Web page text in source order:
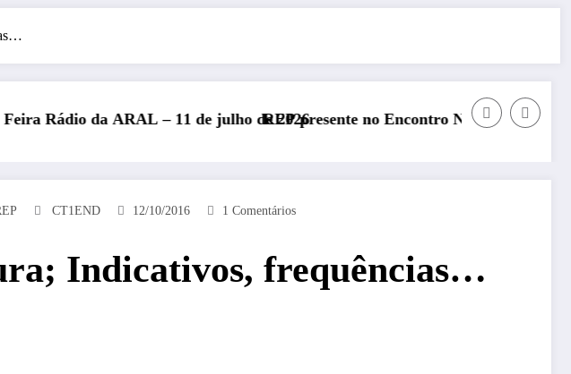
de julho de 2026REP presente no Encontro Nacional de Radioamadores – ARR: 13 de
DXCC –
CT1END 12/10/2016 1 Comentários
Indicativos, frequências…